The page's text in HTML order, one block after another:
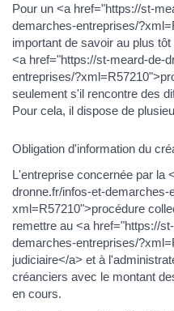
Pour un <a href="https://st-
demarches-entreprises/
important de savoir au plus
<a href="https://st-meard-de-
entreprises/
seulement s'il rencontre des
Pour cela, il dispose de
Obligation d'information du
L'entreprise concernée par la
dronne.fr/infos-et-demarches-
xml=R57210">procédure
remettre au <a href="https://
demarches-entreprises/
judiciaire</a> et à
créanciers avec le montant
en cours.